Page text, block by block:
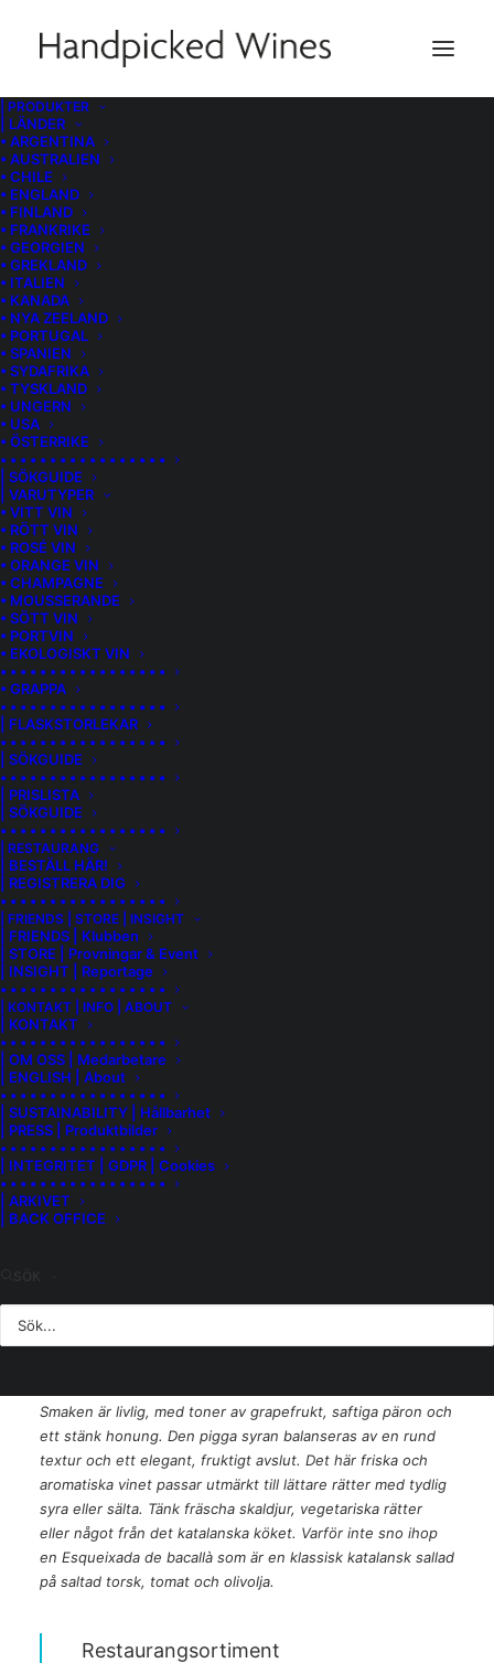
| PRODUKTER
| LÄNDER
• ARGENTINA
• AUSTRALIEN
• CHILE
• ENGLAND
• FINLAND
• FRANKRIKE
• GEORGIEN
• GREKLAND
• ITALIEN
• KANADA
• NYA ZEELAND
• PORTUGAL
• SPANIEN
• SYDAFRIKA
• TYSKLAND
• UNGERN
• USA
• ÖSTERRIKE
• • • • • • • • • • • • • • • • •
| SÖKGUIDE
| VARUTYPER
• VITT VIN
• RÖTT VIN
• ROSÉ VIN
• ORANGE VIN
• CHAMPAGNE
• MOUSSERANDE
• SÖTT VIN
• PORTVIN
• EKOLOGISKT VIN
• • • • • • • • • • • • • • • • •
• GRAPPA
• • • • • • • • • • • • • • • • •
| FLASKSTORLEKAR
• • • • • • • • • • • • • • • • •
| SÖKGUIDE
• • • • • • • • • • • • • • • • •
| PRISLISTA
| SÖKGUIDE
• • • • • • • • • • • • • • • • •
| RESTAURANG
| BESTÄLL HÄR!
| REGISTRERA DIG
• • • • • • • • • • • • • • • • •
| FRIENDS | STORE | INSIGHT
| FRIENDS | Klubben
| STORE | Provningar & Event
| INSIGHT | Reportage
• • • • • • • • • • • • • • • • •
| KONTAKT | INFO | ABOUT
| KONTAKT
• • • • • • • • • • • • • • • • •
| OM OSS | Medarbetare
| ENGLISH | About
• • • • • • • • • • • • • • • • •
| SUSTAINABILITY | Hållbarhet
| PRESS | Produktbilder
• • • • • • • • • • • • • • • • •
| INTEGRITET | GDPR | Cookies
• • • • • • • • • • • • • • • • •
| ARKIVET
| BACK OFFICE
BODEGA FERRÉ I CATASÚS | VIBLA
Penedès är en av Spaniens mest dynamiska vinregioner,
belägen mellan Medelhavet och bergen väster om
Barcelona. Klimatet är varmt men tempereras av havsbrisar.
Jordarna, som varierar mellan kalksten, lera och sand,
skapar goda förutsättningar för både inhemska och
internationella druvsorter. Penedès är kanske mest känt för
cava, men här görs också moderna stilla viner med stor
personlighet.
Det här vinet är en blend av druvorna macabeo, garnacha
blanca, chardonnay och muscat. Det är ett supercharmigt
vin med tydlig terroir. Druvorna skördas nattetid för att
bevara fräschör och arom. Varje druvsort vinifieras separat
vid kontrollerad temperatur, +16 °C. Regelbunden
batonnage (omrörning av jästfällning) under lagring ger
Smaken är livlig, med toner av grapefrukt, saftiga päron och
ett stänk honung. Den pigga syran balanseras av en rund
textur och ett elegant, fruktigt avslut. Det här friska och
aromatiska vinet passar utmärkt till lättare rätter med tydlig
syra eller sälta. Tänk fräscha skaldjur, vegetariska rätter
eller något från det katalanska köket. Varför inte sno ihop
en Esqueixada de bacallà som är en klassisk katalansk sallad
på saltad torsk, tomat och olivolja.
Restaurangsortiment